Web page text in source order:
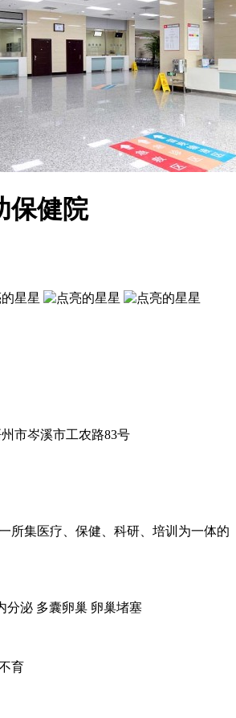
保健院
市岑溪市工农路83号
所集医疗、保健、科研、培训为一体的
分泌 多囊卵巢 卵巢堵塞
育